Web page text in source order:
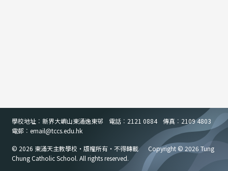
學校地址︰新界大嶼山東涌逸東邨 電話︰2121 0884
傳真︰2109 4803
電郵︰email@tccs.edu.hk
© 2026 東涌天主教學校・版權所有・不得轉載
Copyright © 2026 Tung
Chung Catholic School. All rights reserved.